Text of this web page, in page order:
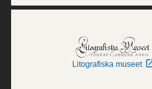
Litografiska museet